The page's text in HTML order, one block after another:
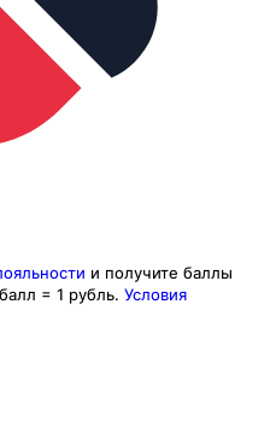
и получите баллы
= 1 рубль. Условия